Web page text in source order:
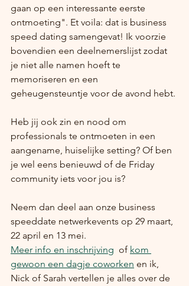
gaan op een interessante eerste
ontmoeting". Et voila: dat is business
speed dating samengevat! Ik voorzie
bovendien een deelnemerslijst zodat
je niet alle namen hoeft te
memoriseren en een
geheugensteuntje voor de avond hebt.
Heb jij ook zin en nood om
professionals te ontmoeten in een
aangename, huiselijke setting? Of ben
je wel eens benieuwd of de Friday
community iets voor jou is?
Neem dan deel aan onze business
speeddate netwerkevents op 29 maart,
22 april en 13 mei.
Meer info en inschrijving
  of
kom
gewoon een dagje coworken en ik,
Nick of Sarah vertellen je alles over de